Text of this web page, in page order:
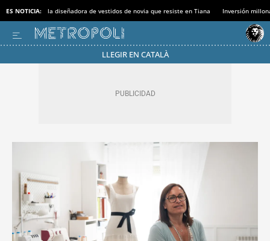
ES NOTICIA: la diseñadora de vestidos de novia que resiste en Tiana Inversión
LLEGIR EN CATALÀ